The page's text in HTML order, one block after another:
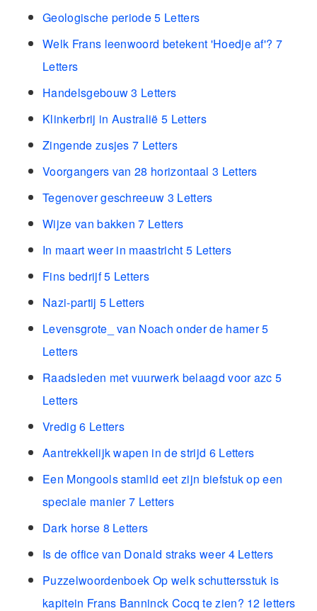
Geologische periode 5 Letters
Welk Frans leenwoord betekent 'Hoedje af'? 7
Letters
Handelsgebouw 3 Letters
Klinkerbrij in Australië 5 Letters
Zingende zusjes 7 Letters
Voorgangers van 28 horizontaal 3 Letters
Tegenover geschreeuw 3 Letters
Wijze van bakken 7 Letters
In maart weer in maastricht 5 Letters
Fins bedrijf 5 Letters
Nazi-partij 5 Letters
Levensgrote_ van Noach onder de hamer 5
Letters
Raadsleden met vuurwerk belaagd voor azc 5
Letters
Vredig 6 Letters
Aantrekkelijk wapen in de strijd 6 Letters
Een Mongools stamlid eet zijn biefstuk op een
speciale manier 7 Letters
Dark horse 8 Letters
Is de office van Donald straks weer 4 Letters
Puzzelwoordenboek Op welk schuttersstuk is
kapitein Frans Banninck Cocq te zien? 12 letters